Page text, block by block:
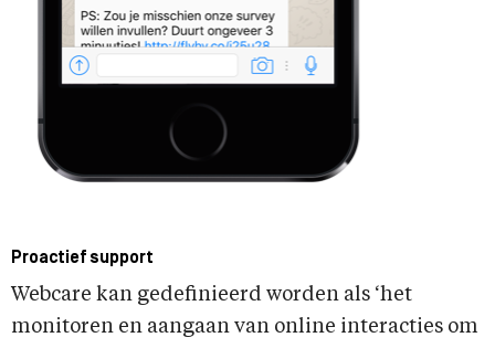
Proactief support
Webcare kan gedefinieerd worden als ‘het
monitoren en aangaan van online interacties om